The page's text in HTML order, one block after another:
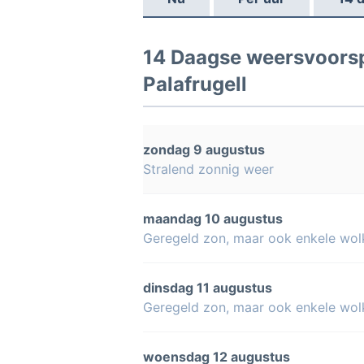
14 Daagse
Palafrugell
zondag 9 augustus
Stralend zonnig weer
maandag 10 augustus
Geregeld zon, maar ook enkele
dinsdag 11 augustus
Geregeld zon, maar ook enkele
woensdag 12 augustus